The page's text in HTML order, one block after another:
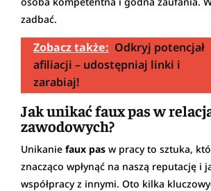
zadbać.
Zobacz także: Odkryj potencjał
afiliacji – udostępniaj linki i
zarabiaj!
Jak unikać faux pas w
zawodowych?
Unikanie faux pas w pracy to sztuka,
znacząco wpłynąć na naszą reputację i
współpracy z innymi. Oto kilka